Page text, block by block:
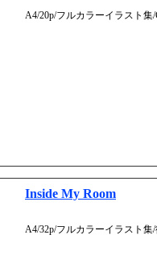
A4/20p/フルカラーイラスト集
Inside My Room
A4/32p/フルカラーイラスト